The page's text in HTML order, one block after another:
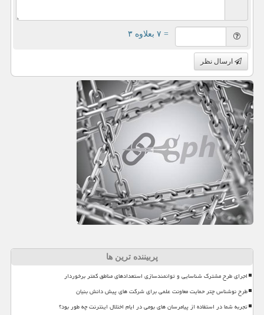
= ۷ بعلاوه ۳
ارسال نظر
پربیننده ترین ها
اجرای طرح مشترک شناسایی و توانمندسازی استعدادهای مناطق کمتر برخوردار
طرح نوشناس چتر حمایت معاونت علمی برای شرکت های پیش دانش بنیان
تجربه شما در استفاده از پیامرسان های بومی در ایام اختلال اینترنت چه طور بود؟